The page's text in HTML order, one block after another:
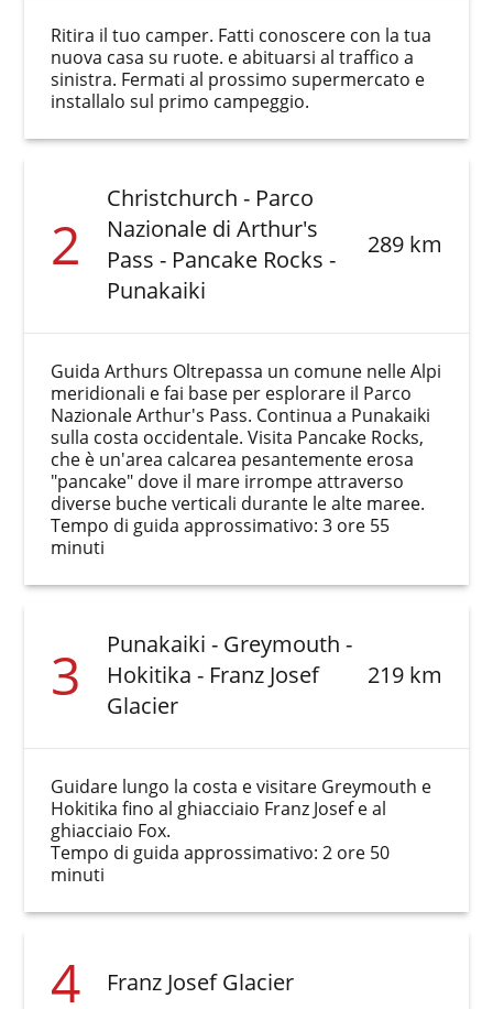
Ritira il tuo camper. Fatti conoscere con la tua
nuova casa su ruote. e abituarsi al traffico a
sinistra. Fermati al prossimo supermercato e
installalo sul primo campeggio.
2
Christchurch - Parco
Nazionale di Arthur's
Pass - Pancake Rocks -
Punakaiki
289 km
Guida Arthurs Oltrepassa un comune nelle Alpi
meridionali e fai base per esplorare il Parco
Nazionale Arthur's Pass. Continua a Punakaiki
sulla costa occidentale. Visita Pancake Rocks,
che è un'area calcarea pesantemente erosa
"pancake" dove il mare irrompe attraverso
diverse buche verticali durante le alte maree.
Tempo di guida approssimativo: 3 ore 55
minuti
3
Punakaiki - Greymouth -
Hokitika - Franz Josef
Glacier
219 km
Guidare lungo la costa e visitare Greymouth e
Hokitika fino al ghiacciaio Franz Josef e al
ghiacciaio Fox.
Tempo di guida approssimativo: 2 ore 50
minuti
4 Franz Josef Glacier